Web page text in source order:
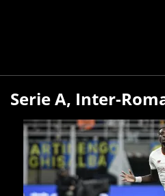
Serie A, Inter-